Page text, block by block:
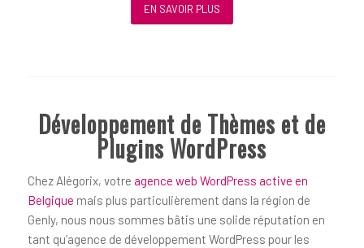
EN SAVOIR PLUS
Développement de Thèmes et de
Plugins WordPress
Chez Alégorix, votre agence web WordPress active en
Belgique mais plus particulièrement dans la région de
Genly, nous nous sommes bâtis une solide réputation en
tant qu’agence de développement WordPress pour les